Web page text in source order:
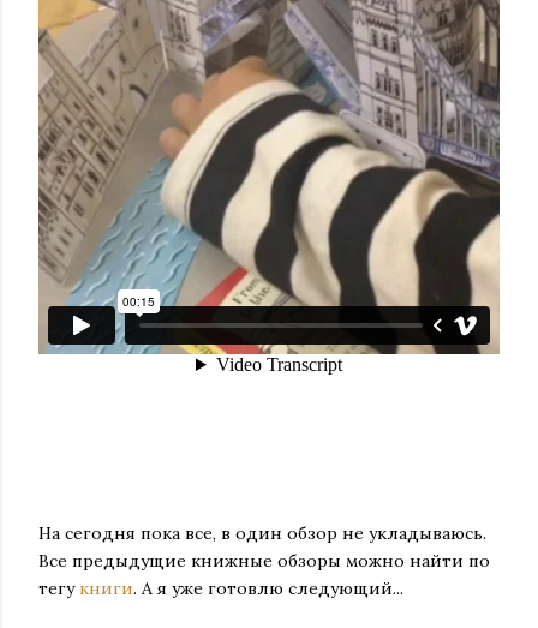
На сегодня пока все, в один обзор не укладываюсь.
Все предыдущие книжные обзоры можно найти по
тегу книги. А я уже готовлю следующий...